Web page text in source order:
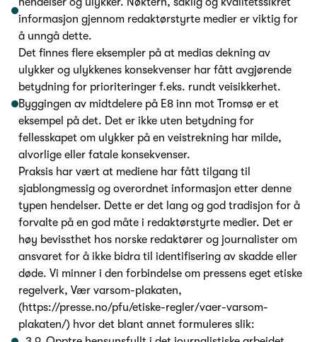
informasjon gjennom redaktørstyrte medier er viktig for
å unngå dette.
Det finnes flere eksempler på at medias dekning av
ulykker og ulykkenes konsekvenser har fått avgjørende
betydning for prioriteringer f.eks. rundt veisikkerhet.
Byggingen av midtdelere på E8 inn mot Tromsø er et
eksempel på det. Det er ikke uten betydning for
fellesskapet om ulykker på en veistrekning har milde,
alvorlige eller fatale konsekvenser.
Praksis har vært at mediene har fått tilgang til
sjablongmessig og overordnet informasjon etter denne
typen hendelser. Dette er det lang og god tradisjon for å
forvalte på en god måte i redaktørstyrte medier. Det er
høy bevissthet hos norske redaktører og journalister om
ansvaret for å ikke bidra til identifisering av skadde eller
døde. Vi minner i den forbindelse om pressens eget etiske
regelverk, Vær varsom-plakaten,
(https://presse.no/pfu/etiske-regler/vaer-varsom-
plakaten/) hvor det blant annet formuleres slik: